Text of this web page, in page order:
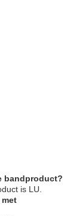
bandproduct?
is LU.